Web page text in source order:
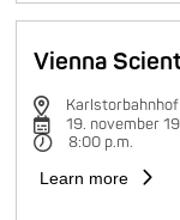
Vienna
19. november
8:00 p.m.
Learn more